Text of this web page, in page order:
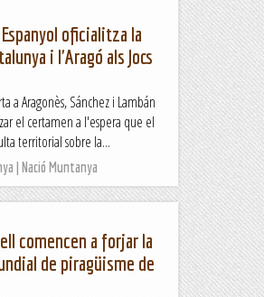
oficialitza la
i l'Aragó als Jocs
a Aragonès, Sánchez i Lambán
el certamen a l'espera que el
territorial sobre la...
| Nació Muntanya
comencen a forjar la
de piragüisme de